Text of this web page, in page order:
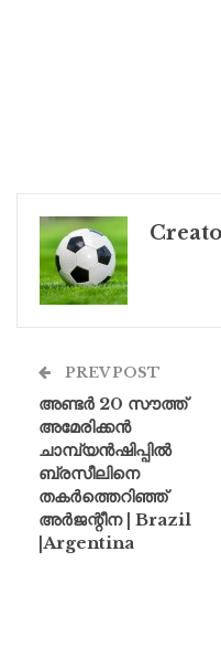
PREV POST
അണ്ടർ 20 സൗത്ത്
അമേരിക്കൻ
ചാമ്പ്യൻഷിപ്പിൽ
ബ്രസീലിനെ
തകർത്തെറിഞ്ഞ്
അർജന്റീന | Brazil
|Argentina